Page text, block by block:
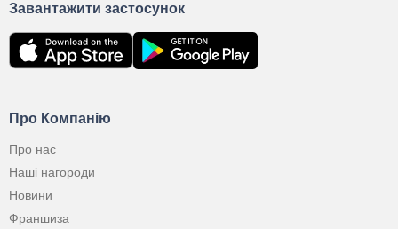
Про Компанію
Про нас
Наші нагороди
Новини
Франшиза
Завантажити застосунок